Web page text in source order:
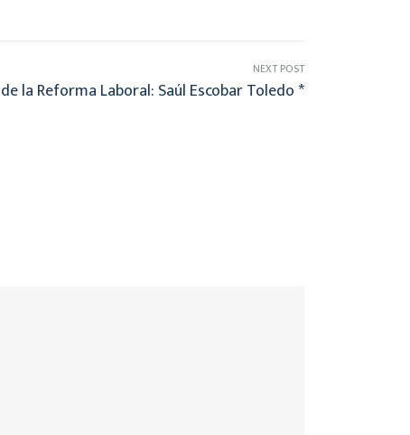
NEXT POST
la Reforma Laboral: Saúl Escobar Toledo *